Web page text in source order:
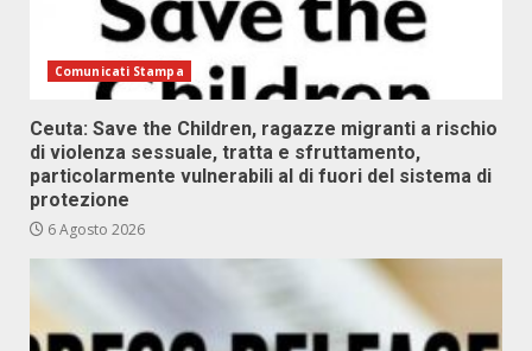
Comunicati Stampa
Ceuta: Save the Children, ragazze migranti a rischio
di violenza sessuale, tratta e sfruttamento,
particolarmente vulnerabili al di fuori del sistema di
protezione
6 Agosto 2026